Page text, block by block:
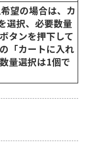
望の場合は、カ
選択、必要数量
タンを押下して
「カートに入れ
量選択は1個で